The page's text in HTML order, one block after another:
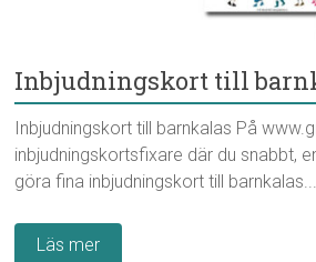
Inbjudningskort till
Inbjudningskort till barnkalas På
inbjudningskortsfixare där du snabbt,
göra fina inbjudningskort till
Läs mer